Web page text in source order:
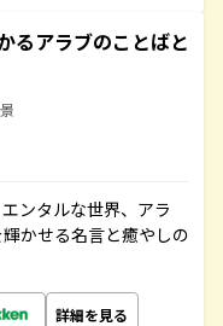
るアラブのことばと
ンタルな世界、アラ
かせる名言と癒やしの
詳細を見る